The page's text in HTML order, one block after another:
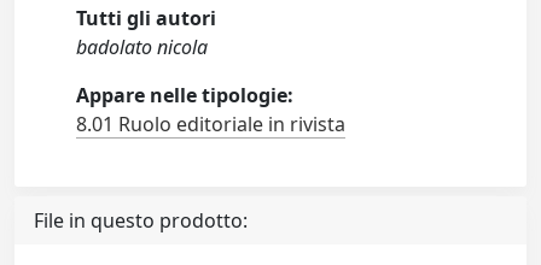
Tutti gli autori
badolato nicola
Appare nelle tipologie:
8.01 Ruolo editoriale in rivista
File in questo prodotto: